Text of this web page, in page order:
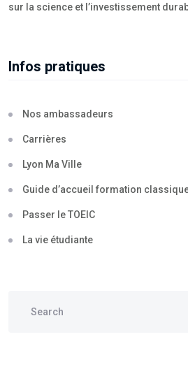
sur la science et l’investissement
Infos pratiques
Nos ambassadeurs
Carrières
Lyon Ma Ville
Guide d’accueil formation
Passer le TOEIC
La vie étudiante